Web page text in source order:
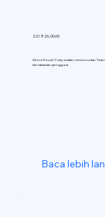
22/7/26, 00.00
DirectCloud (Tokyo) akan meluncurkan
berdasarkan pengguna.
Baca lebih